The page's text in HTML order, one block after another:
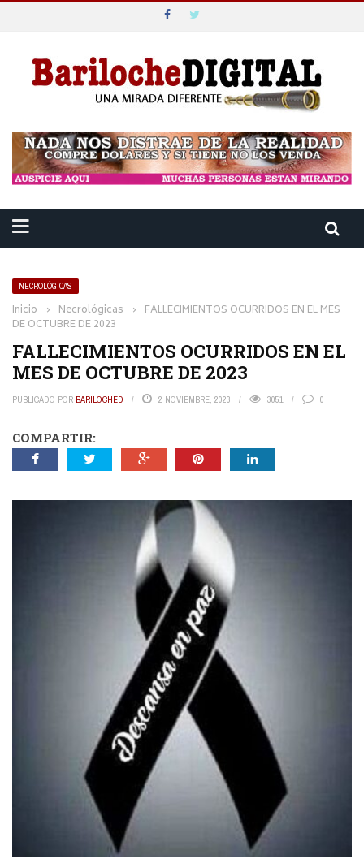
NECROLÓGICAS
Inicio › Necrológicas › FALLECIMIENTOS OCURRIDOS EN EL MES
DE OCTUBRE DE 2023
FALLECIMIENTOS OCURRIDOS EN EL
MES DE OCTUBRE DE 2023
PUBLICADO POR BARILOCHED 2 NOVIEMBRE, 2023 3051 0
COMPARTIR: